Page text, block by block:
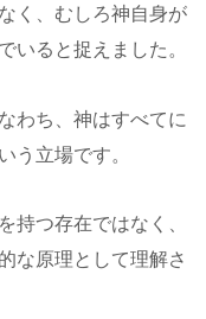
く、むしろ神自身が
いると捉えました。
わち、 神はすべてに
う立場です。
持つ存在ではなく、
な原理として理解さ